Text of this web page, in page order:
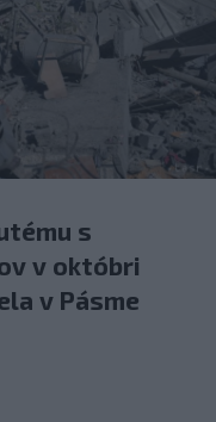
s
v októbri
v Pásme